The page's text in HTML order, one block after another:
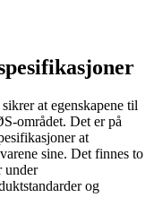
at egenskapene til
området. Det er på
at
sine. Det finnes to
under
og